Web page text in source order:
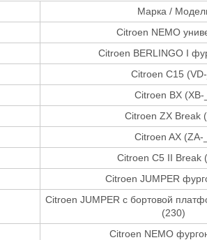
Марка /
Citroen NEMO
Citroen BERLINGO I
Citroen C15
Citroen BX (XB-
Citroen ZX Break
Citroen AX (ZA-
Citroen C5 II Break
Citroen JUMPER
Citroen JUMPER c бортовой
(230)
Citroen NEMO